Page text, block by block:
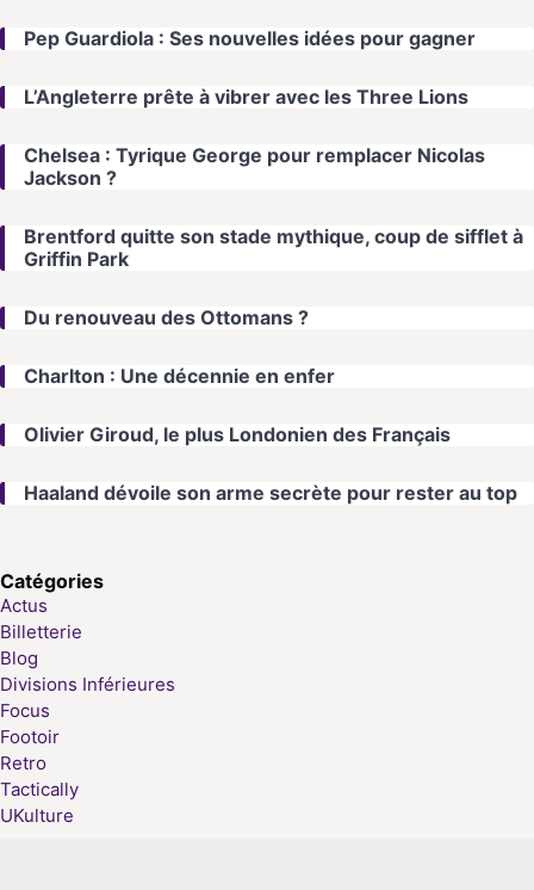
Pep Guardiola : Ses nouvelles idées pour gagner
L’Angleterre prête à vibrer avec les Three Lions
Chelsea : Tyrique George pour remplacer Nicolas
Jackson ?
Brentford quitte son stade mythique, coup de sifflet à
Griffin Park
Du renouveau des Ottomans ?
Charlton : Une décennie en enfer
Olivier Giroud, le plus Londonien des Français
Haaland dévoile son arme secrète pour rester au top
Catégories
Actus
Billetterie
Blog
Divisions Inférieures
Focus
Footoir
Retro
Tactically
UKulture